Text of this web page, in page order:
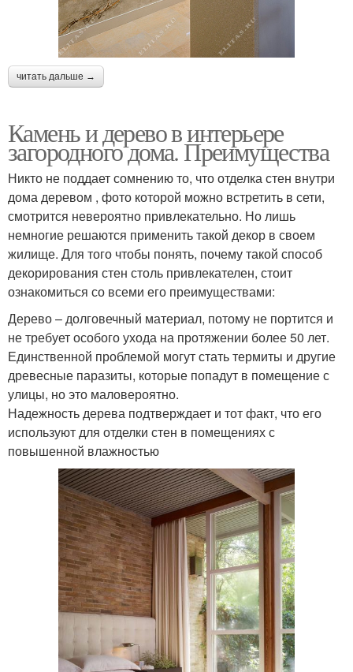
читать дальше →
Камень и дерево в интерьере
загородного дома. Преимущества
Никто не поддает сомнению то, что отделка стен внутри
дома деревом , фото которой можно встретить в сети,
смотрится невероятно привлекательно. Но лишь
немногие решаются применить такой декор в своем
жилище. Для того чтобы понять, почему такой способ
декорирования стен столь привлекателен, стоит
ознакомиться со всеми его преимуществами:
Дерево – долговечный материал, потому не портится и
не требует особого ухода на протяжении более 50 лет.
Единственной проблемой могут стать термиты и другие
древесные паразиты, которые попадут в помещение с
улицы, но это маловероятно.
Надежность дерева подтверждает и тот факт, что его
используют для отделки стен в помещениях с
повышенной влажностью